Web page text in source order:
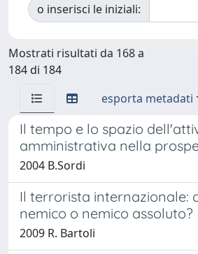
o inserisci le iniziali:
Mostrati risultati da 168 a
184 di 184
esporta metadati
Il tempo e lo spazio
amministrativa nella
2004 B.Sordi
Il terrorista internazionale:
nemico o nemico assoluto?
2009 R. Bartoli